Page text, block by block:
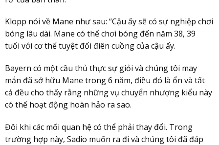
Klopp nói về Mane như sau: “Cậu ấy sẽ có sự nghiệp chơi
bóng lâu dài. Mane có thể chơi bóng đến năm 38, 39
tuổi với cơ thể tuyệt đối điên cuồng của cậu ấy.
Bayern có một cầu thủ thực sự giỏi và chúng tôi may
mắn đã sở hữu Mane trong 6 năm, điều đó là ổn và tất
cả đều cho thấy rằng những vụ chuyển nhượng kiểu này
có thể hoạt động hoàn hảo ra sao.
Đôi khi các mối quan hệ có thể phải thay đổi. Trong
trường hợp này, Sadio muốn ra đi và chúng tôi đã đáp